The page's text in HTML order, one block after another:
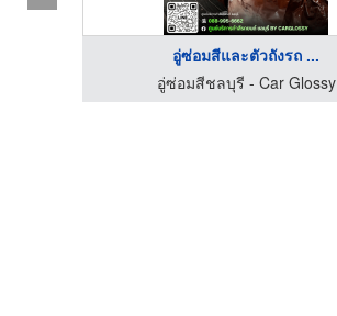
อู่ซ่อมสีและตัวถังรถ ...
อู่ซ่อมสีชลบุรี - Car Glossy